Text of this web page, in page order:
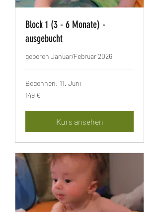
Block 1 (3 - 6 Monate) -
ausgebucht
geboren Januar/Februar 2026
Begonnen: 11. Juni
149
Euro
149 €
Kurs ansehen